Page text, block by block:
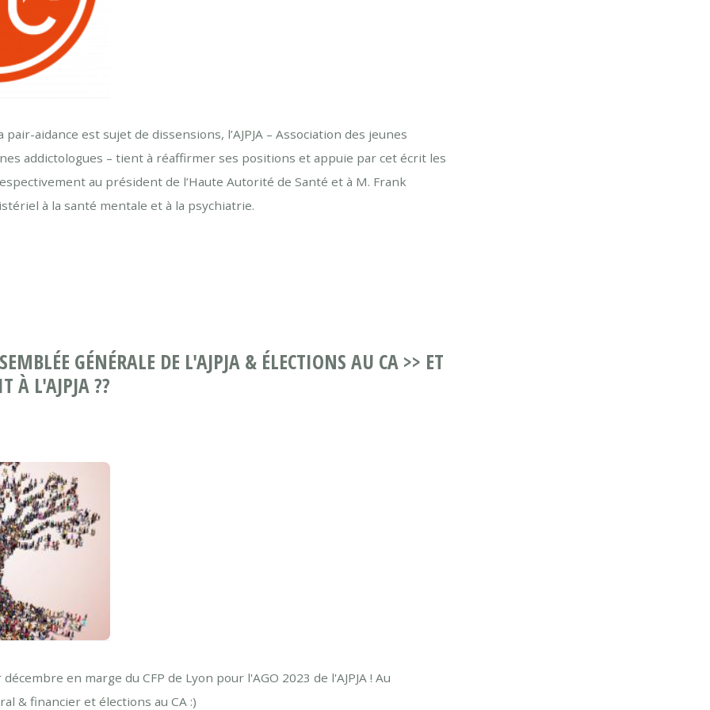
aidance est sujet de dissensions, l’AJPJA – Association des jeunes
addictologues – tient à réaffirmer ses positions et appuie par cet écrit les
au président de l’Haute Autorité de Santé et à M. Frank
à la santé mentale et à la psychiatrie.
GÉNÉRALE DE L'AJPJA & ÉLECTIONS AU CA >> ET
À L'AJPJA ??
en marge du CFP de Lyon pour l'AGO 2023 de l'AJPJA ! Au
& financier et élections au CA :)